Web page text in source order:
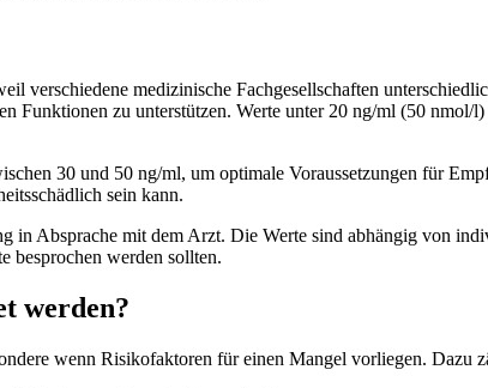
medizinische Fachgesellschaften
zu unterstützen. Werte unter 20 ng/ml (50 nmol/
30 und 50 ng/ml, um optimale Voraussetzungen für
sein kann.
Absprache mit dem Arzt. Die Werte sind abhängig von
besprochen werden sollten.
werden?
wenn Risikofaktoren für einen Mangel vorliegen. Dazu